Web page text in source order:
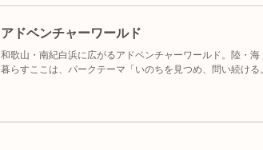
アドベンチャーワールド
和歌山・南紀白浜に広がるアドベンチャーワールド。陸・
暮らすここは、パークテーマ「いのちを見つめ、問い続け